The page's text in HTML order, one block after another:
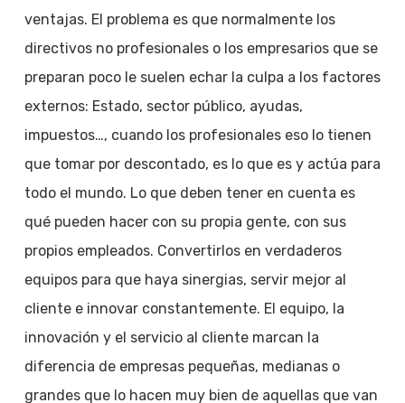
ventajas. El problema es que normalmente los
directivos no profesionales o los empresarios que se
preparan poco le suelen echar la culpa a los factores
externos: Estado, sector público, ayudas,
impuestos…, cuando los profesionales eso lo tienen
que tomar por descontado, es lo que es y actúa para
todo el mundo. Lo que deben tener en cuenta es
qué pueden hacer con su propia gente, con sus
propios empleados. Convertirlos en verdaderos
equipos para que haya sinergias, servir mejor al
cliente e innovar constantemente. El equipo, la
innovación y el servicio al cliente marcan la
diferencia de empresas pequeñas, medianas o
grandes que lo hacen muy bien de aquellas que van